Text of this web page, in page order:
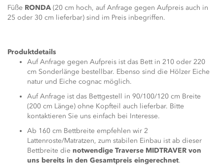
Füße RONDA(20 cm hoch, auf Anfrage gegen Aufpreis auch in
25 oder 30 cm lieferbar) sind im Preis inbegriffen.
Produktdetails
Auf Anfrage gegen Aufpreis ist das Bett in 210 oder 220
cm Sonderlänge bestellbar. Ebenso sind die Hölzer Eiche
natur und Eiche cognac möglich.
Auf Anfrage ist das Bettgestell in 90/100/120 cm Breite
(200 cm Länge) ohne Kopfteil auch lieferbar. Bitte
kontaktieren Sie uns einfach bei Interesse.
Ab 160 cm Bettbreite empfehlen wir 2
Lattenroste/Matratzen, zum stabilen Einbau ist ab dieser
Bettbreite die notwendige Traverse MIDTRAVER von
uns bereits in den Gesamtpreis eingerechnet.